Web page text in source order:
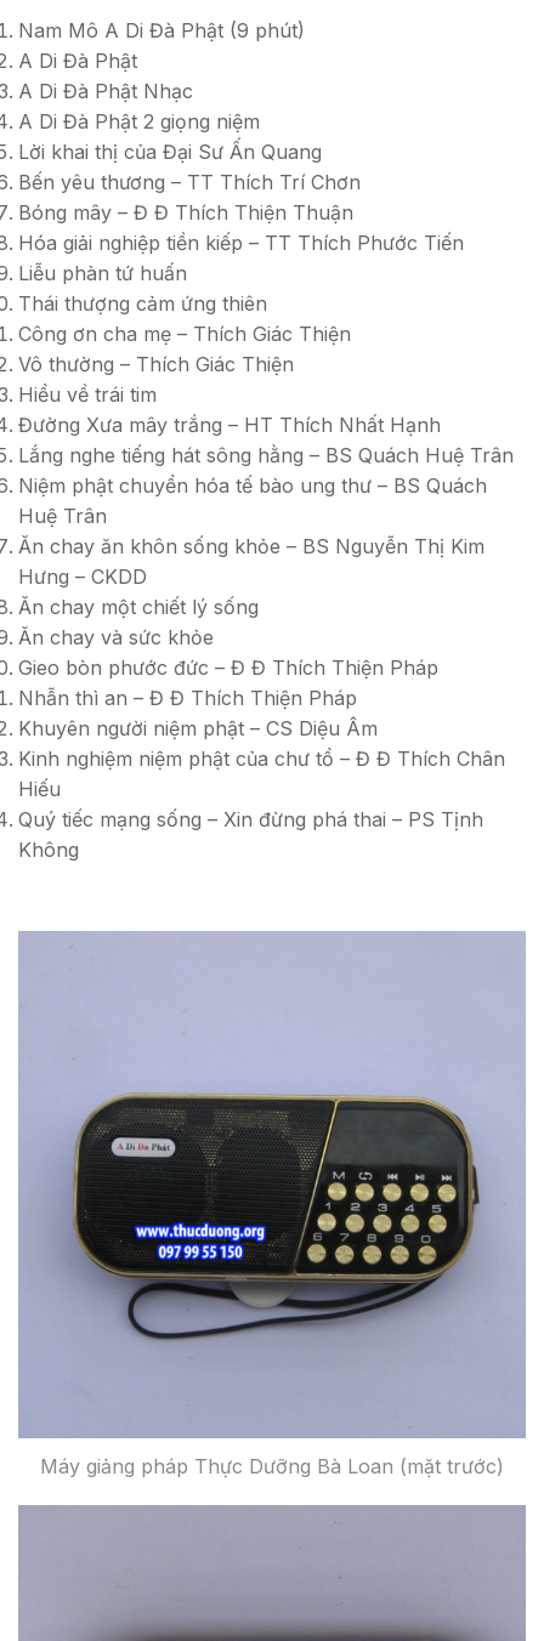
Nam Mô A Di Đà Phật (9 phút)
A Di Đà Phật
A Di Đà Phật Nhạc
A Di Đà Phật 2 giọng niệm
Lời khai thị của Đại Sư Ấn Quang
Bến yêu thương – TT Thích Trí Chơn
Bóng mây – Đ Đ Thích Thiện Thuận
Hóa giải nghiệp tiền kiếp – TT Thích Phước Tiến
Liễu phàn tứ huấn
Thái thượng cảm ứng thiên
Công ơn cha mẹ – Thích Giác Thiện
Vô thường – Thích Giác Thiện
Hiểu về trái tim
Đường Xưa mây trắng – HT Thích Nhất Hạnh
Lắng nghe tiếng hát sông hằng – BS Quách Huệ Trân
Niệm phật chuyển hóa tế bào ung thư – BS Quách
Huệ Trân
Ăn chay ăn khôn sống khỏe – BS Nguyễn Thị Kim
Hưng – CKDD
Ăn chay một chiết lý sống
Ăn chay và sức khỏe
Gieo bòn phước đức – Đ Đ Thích Thiện Pháp
Nhẫn thì an – Đ Đ Thích Thiện Pháp
Khuyên người niệm phật – CS Diệu Âm
Kinh nghiệm niệm phật của chư tổ – Đ Đ Thích Chân
Hiếu
Quý tiếc mạng sống – Xin đừng phá thai – PS Tịnh
Không
Máy giảng pháp Thực Dưỡng Bà Loan (mặt trước)